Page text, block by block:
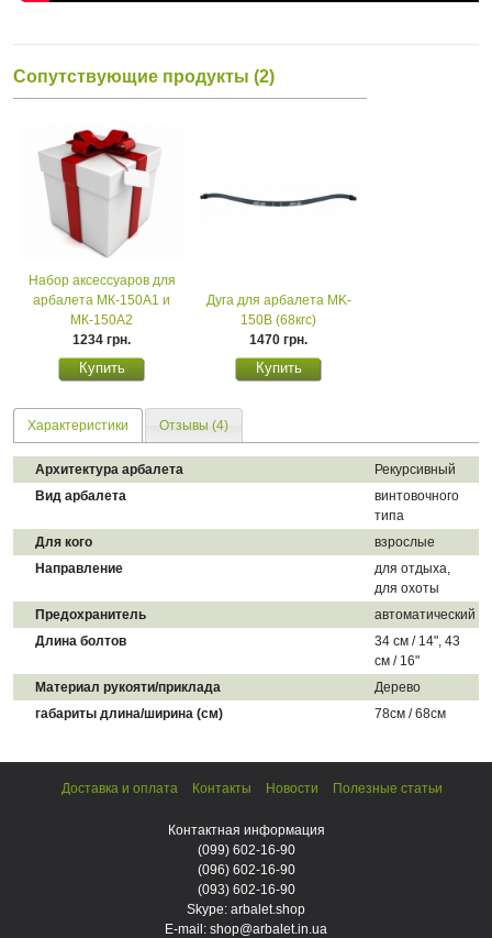
Сопутствующие продукты (2)
Набор аксессуаров для
арбалета МК-150А1 и
МК-150А2
1234 грн.
Дуга для арбалета MK-
150B (68кгс)
1470 грн.
Характеристики Отзывы (4)
Архитектура арбалета
Рекурсивный
Вид арбалета
винтовочного
типа
Для кого
взрослые
Направление
для отдыха,
для охоты
Предохранитель
автоматический
Длина болтов
34 см / 14", 43
см / 16"
Материал рукояти/приклада
Дерево
габариты длина/ширина (см)
78см / 68см
Доставка и оплата Контакты Новости Полезные статьи
Контактная информация
(099) 602-16-90
(096) 602-16-90
(093) 602-16-90
Skype: arbalet.shop
E-mail: shop@arbalet.in.ua